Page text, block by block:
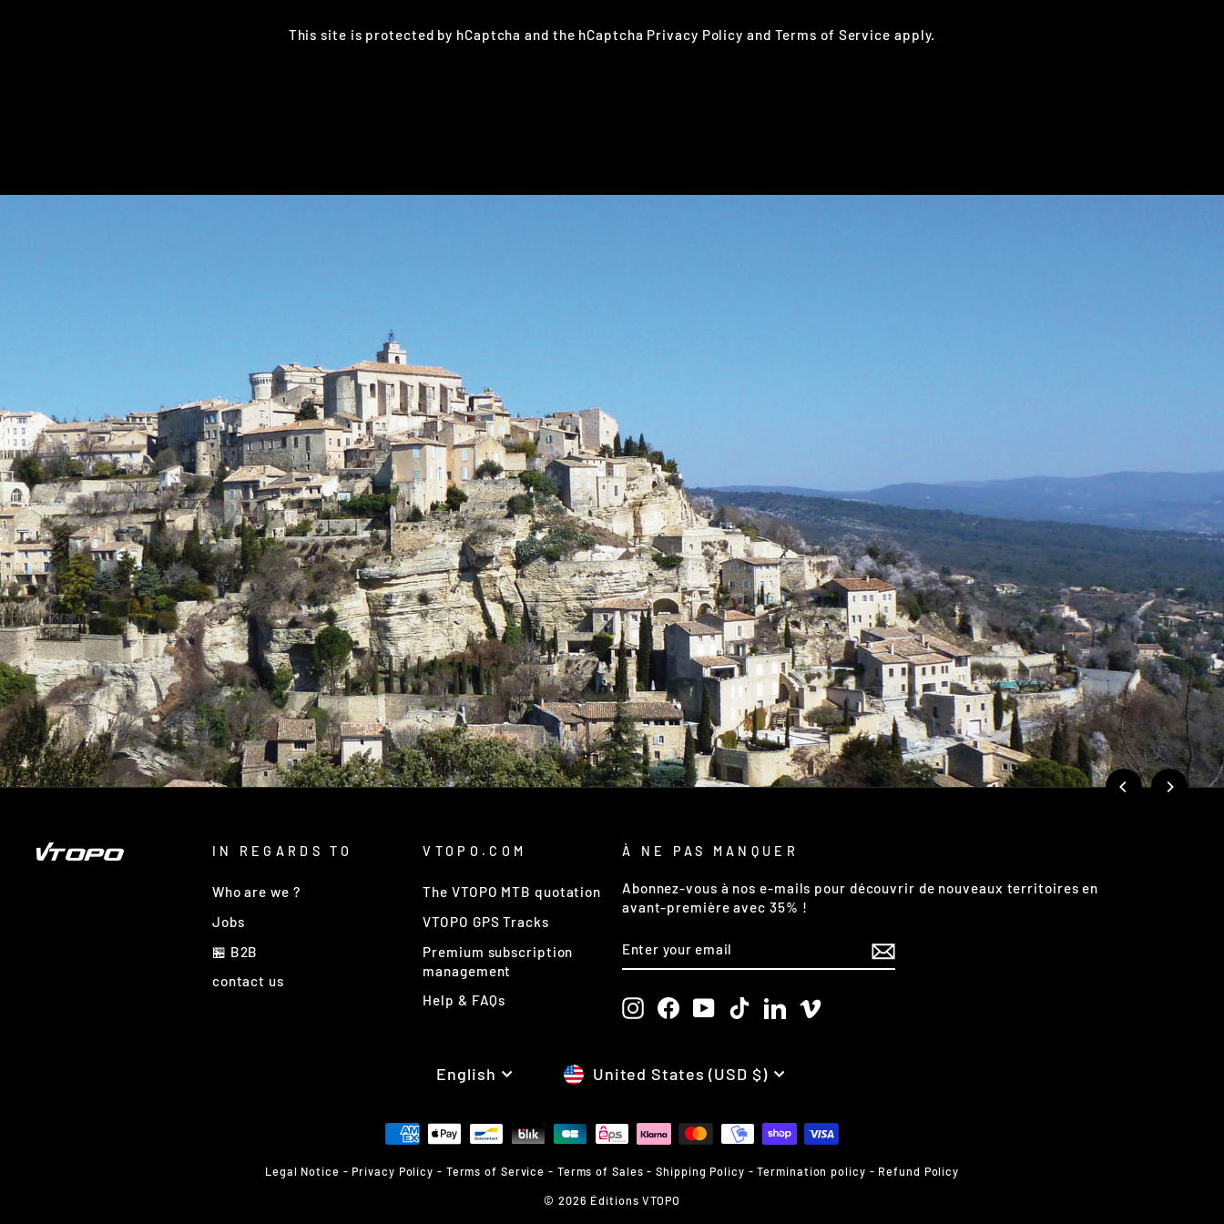
This site is protected by hCaptcha and the hCaptcha Privacy Policy and Terms of Service apply.
IN REGARDS TO
Who are we ?
Jobs
🏪 B2B
contact us
VTOPO.COM
The VTOPO MTB quotation
VTOPO GPS Tracks
Premium subscription
management
Help & FAQs
À NE PAS MANQUER
Abonnez-vous à nos e-mails pour découvrir de nouveaux territoires en
avant-première avec 35% !
YOUR
EMAIL
InstagramFacebook
YouTubeTikTokLinkedInVimeo
LANGUAGE
English CURRENCY
United States (USD $)
Legal Notice - Privacy Policy - Terms of Service - Terms of Sales -Shipping Policy -Termination policy - Refund Policy
© 2026 Éditions VTOPO